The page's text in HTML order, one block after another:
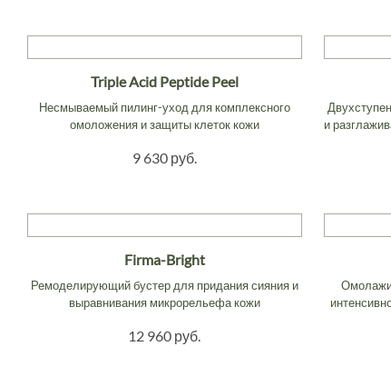
Triple Acid Peptide Peel
Несмываемый пилинг-уход для комплексного
омоложения и защиты клеток кожи
9 630 руб.
и
Firma-Bright
Ремоделирующий бустер для придания сияния и
выравнивания микрорельефа кожи
12 960 руб.